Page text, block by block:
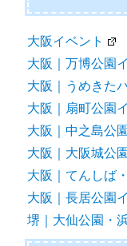
大阪イベント
大阪｜万博公園
大阪｜うめきた
大阪｜扇町公園
大阪｜中之島公
大阪｜大阪城公
大阪｜てんしば
大阪｜長居公園
堺｜大仙公園・